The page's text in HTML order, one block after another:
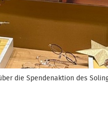
die Spendenaktion des